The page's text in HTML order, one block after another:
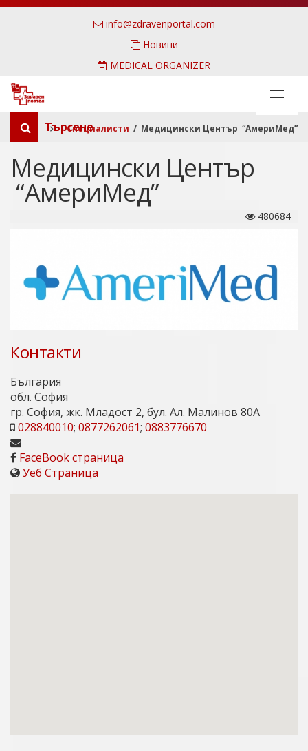
info@zdravenportal.com
Новини
MEDICAL ORGANIZER
Търсене
Специалисти / Медицински Център “АмериМед”
Медицински Център
“АмериМед”
480684
Контакти
България
обл. София
гр. София, жк. Младост 2, бул. Ал. Малинов 80А
028840010; 0877262061; 0883776670
FaceBook страница
Уеб Страница